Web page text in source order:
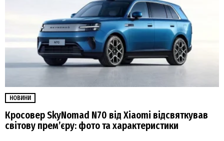
НОВИНИ
Кросовер SkyNomad N70 від Xiaomi відсвяткував
світову прем’єру: фото та характеристики